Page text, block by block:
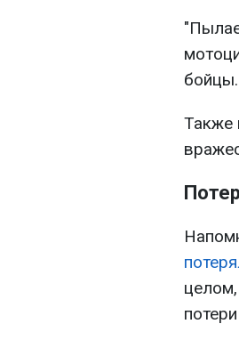
бойцы.
Также